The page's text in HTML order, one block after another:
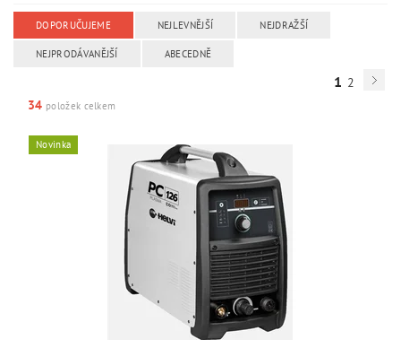
DOPORUČUJEME NEJLEVNĚJŠÍ NEJDRAŽŠÍ
NEJPRODÁVANĚJŠÍ ABECEDNĚ
1 2
34 položek celkem
Novinka